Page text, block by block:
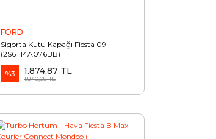
FORD
Sigorta Kutu Kapağı Fiesta 09
(2S6T14A076BB)
%3 1.874,87 TL
1.940,08 TL